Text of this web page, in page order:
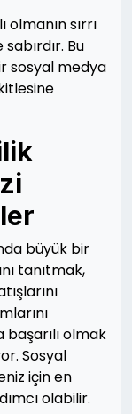
sırrı
Bu
sosyal medya
büyük bir
tanıtmak,
olmak
Sosyal
için en
olabilir.